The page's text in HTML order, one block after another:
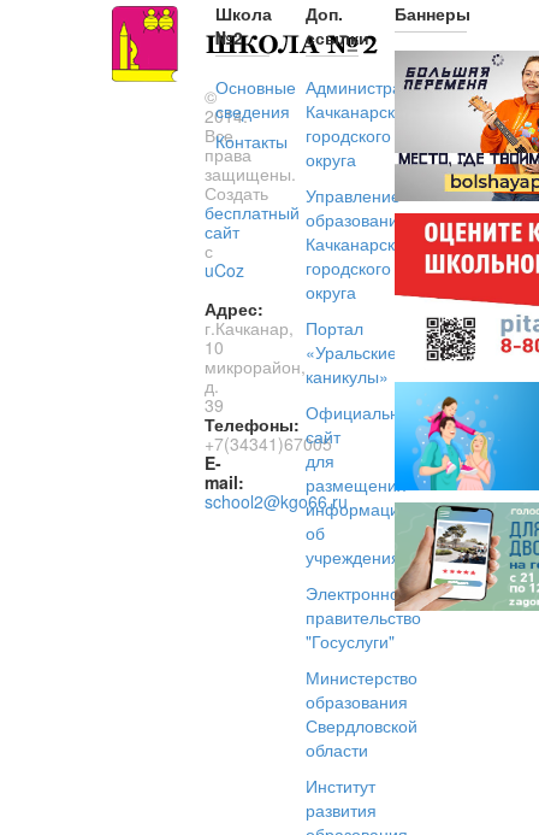
©
2014.
Все
права
защищены.
Создать
бесплатный
сайт
с
uCoz
Адрес:
г.Качканар,
10
микрорайон,
д.
39
Телефоны:
+7(34341)67005
E-
mail:
school2@kgo66.ru
Школа
№2
Основные
сведения
Контакты
Доп.
ссылки
Администрация
Качканарского
городского
округа
Управление
образованием
Качканарского
городского
округа
Портал
«Уральские
каникулы»
Официальный
сайт
для
размещения
информации
об
учреждениях
Электронное
правительство
"Госуслуги"
Министерство
образования
Свердловской
области
Институт
развития
Баннеры